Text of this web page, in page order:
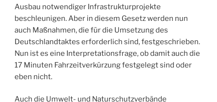
Ausbau notwendiger Infrastrukturprojekte
beschleunigen. Aber in diesem Gesetz werden nun
auch Maßnahmen, die für die Umsetzung des
Deutschlandtaktes erforderlich sind, festgeschrieben.
Nun ist es eine Interpretationsfrage, ob damit auch die
17 Minuten Fahrzeitverkürzung festgelegt sind oder
eben nicht.
Auch die Umwelt- und Naturschutzverbände